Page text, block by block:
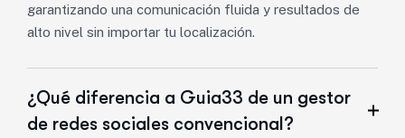
garantizando una comunicación fluida y resultados de
alto nivel sin importar tu localización.
¿Qué diferencia a Guia33 de un gestor
de redes sociales convencional?